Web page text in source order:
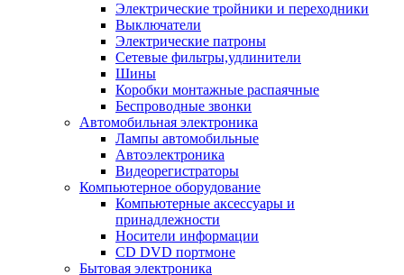
Электрические тройники и переходники
Выключатели
Электрические патроны
Сетевые фильтры,удлинители
Шины
Коробки монтажные распаячные
Беспроводные звонки
Автомобильная электроника
Лампы автомобильные
Автоэлектроника
Видеорегистраторы
Компьютерное оборудование
Компьютерные аксессуары и
принадлежности
Носители информации
CD DVD портмоне
Бытовая электроника